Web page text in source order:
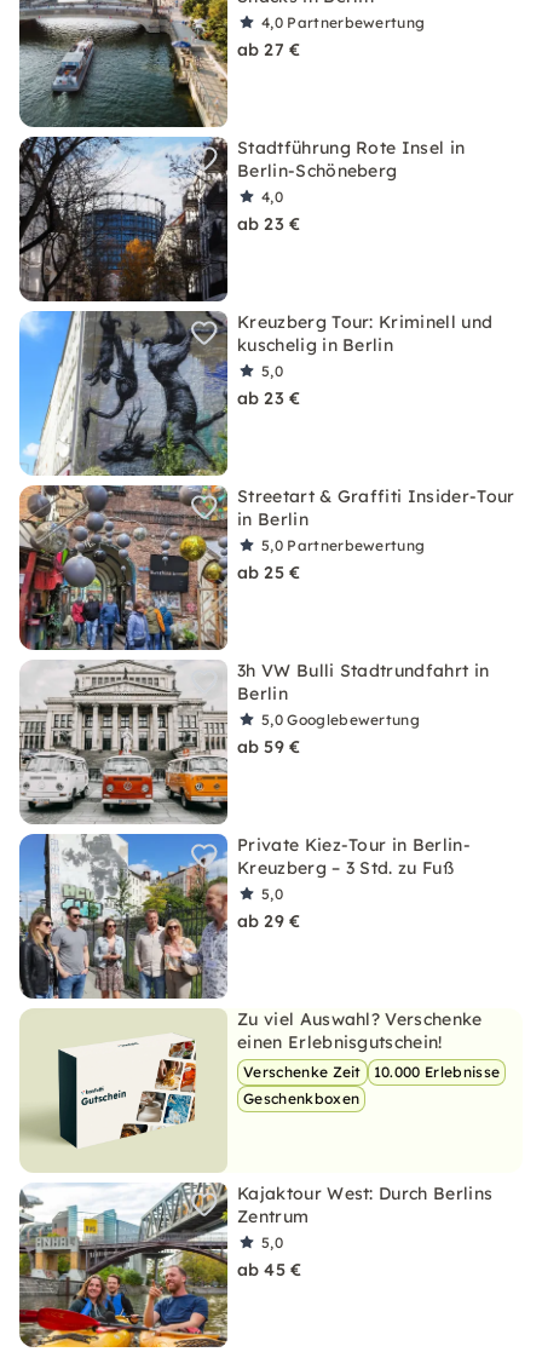
4,0 Partnerbewertung
ab 27 €
Stadtführung Rote Insel in
Berlin-Schöneberg
4,0
ab 23 €
Kreuzberg Tour: Kriminell und
kuschelig in Berlin
5,0
ab 23 €
Streetart & Graffiti Insider-Tour
in Berlin
5,0 Partnerbewertung
ab 25 €
3h VW Bulli Stadtrundfahrt in
Berlin
5,0Googlebewertung
ab 59 €
Private Kiez-Tour in Berlin-
Kreuzberg – 3 Std. zu Fuß
5,0
ab 29 €
Zu viel Auswahl? Verschenke
einen Erlebnisgutschein!
Verschenke Zeit
10.000 Erlebnisse
Geschenkboxen
Kajaktour West: Durch Berlins
Zentrum
5,0
ab 45 €